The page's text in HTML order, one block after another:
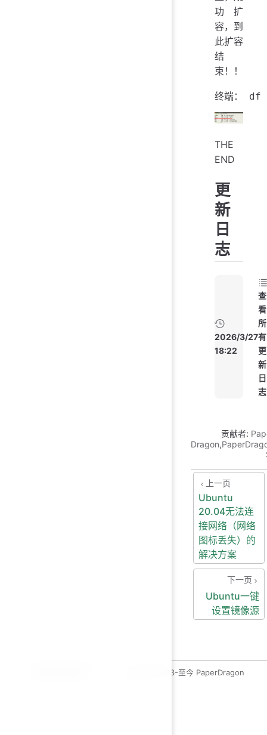
功扩
容，到
此扩容
结
束！！
THE
END
更
新
日
志
2026/3/27
18:22
查
看
所
有
更
新
日
志
贡献者:
Dragon,
上一页
Ubuntu
20.04无法连
接网络（网络
图标丢失）的
解决方案
下一页
Ubuntu一键
设置镜像源
copyleft 2023-至今 PaperDragon